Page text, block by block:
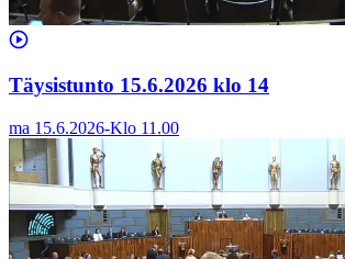
Täysistunto 15.6.2026 klo 14
ma 15.6.2026-Klo 11.00